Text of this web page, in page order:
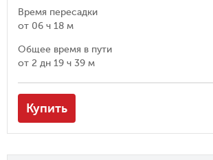
Время пересадки
от 06 ч 18 м
Общее время в пути
от 2 дн 19 ч 39 м
Купить